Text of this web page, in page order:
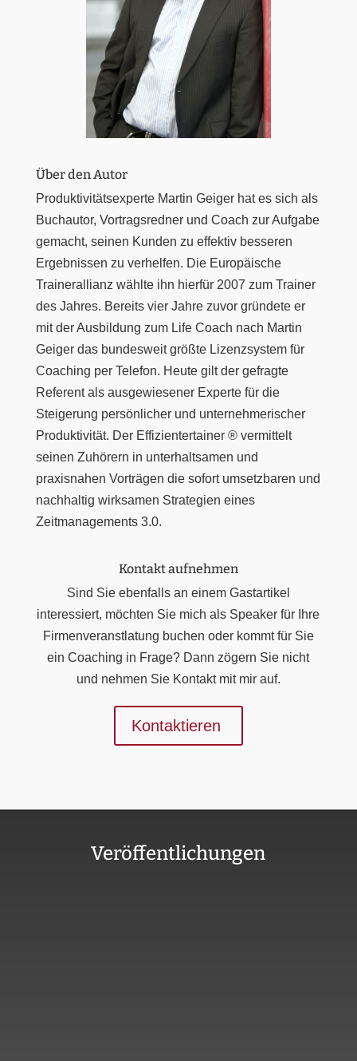
Über den Autor
Produktivitätsexperte Martin Geiger hat es sich als
Buchautor, Vortragsredner und Coach zur Aufgabe
gemacht, seinen Kunden zu effektiv besseren
Ergebnissen zu verhelfen. Die Europäische
Trainerallianz wählte ihn hierfür 2007 zum Trainer
des Jahres. Bereits vier Jahre zuvor gründete er
mit der Ausbildung zum Life Coach nach Martin
Geiger das bundesweit größte Lizenzsystem für
Coaching per Telefon. Heute gilt der gefragte
Referent als ausgewiesener Experte für die
Steigerung persönlicher und unternehmerischer
Produktivität. Der Effizientertainer ® vermittelt
seinen Zuhörern in unterhaltsamen und
praxisnahen Vorträgen die sofort umsetzbaren und
nachhaltig wirksamen Strategien eines
Zeitmanagements 3.0.
Kontakt aufnehmen
Sind Sie ebenfalls an einem Gastartikel
interessiert, möchten Sie mich als Speaker für Ihre
Firmenveranstlatung buchen oder kommt für Sie
ein Coaching in Frage? Dann zögern Sie nicht
und nehmen Sie Kontakt mit mir auf.
Kontaktieren
Veröffentlichungen